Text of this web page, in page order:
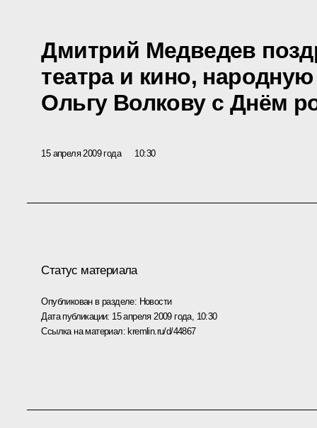
Дмитрий Медведев
театра и кино,
Ольгу Волкову с Днём
15 апреля 2009 года 10:30
Статус материала
Опубликован в разделе: Новости
Дата публикации: 15 апреля 2009 года, 10:30
Ссылка на материал:kremlin.ru/d/44867